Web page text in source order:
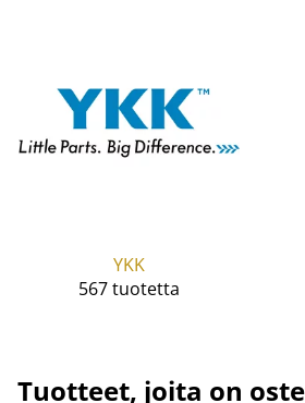
YKK
567 tuotetta
Tuotteet, joita on